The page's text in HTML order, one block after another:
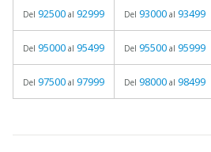
Del 92500 al 92999 Del 93000 al 93499
Del 95000 al 95499 Del 95500 al 95999
Del 97500 al 97999 Del 98000 al 98499